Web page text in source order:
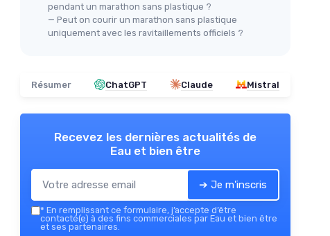
pendant un marathon sans plastique ?
— Peut on courir un marathon sans plastique
uniquement avec les ravitaillements officiels ?
Résumer ChatGPT Claude Mistral
Recevez les dernières actualités de
Eau et bien être
➔ Je m'inscris
* En remplissant ce formulaire, j’accepte d’être
contacté(e) à des fins commerciales par Eau et bien être
et ses partenaires.